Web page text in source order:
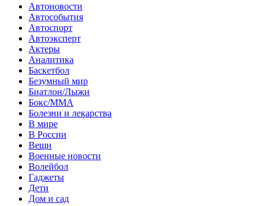
Автоновости
Автособытия
Автоспорт
Автоэксперт
Актеры
Аналитика
Баскетбол
Безумный мир
Биатлон/Лыжи
Бокс/MMA
Болезни и лекарства
В мире
В России
Вещи
Военные новости
Волейбол
Гаджеты
Дети
Дом и сад